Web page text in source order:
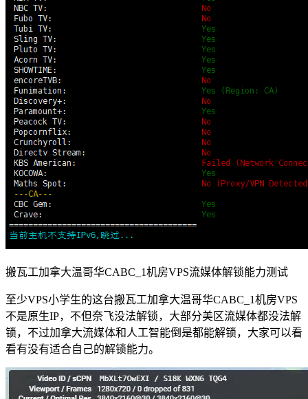
搬瓦工加拿大温哥华CABC_1机房VPS流媒体解锁能力测试
至少VPS小学生的这台搬瓦工加拿大温哥华CABC_1机房VPS
不是原生IP，不但奈飞没法解锁，大部分美区流媒体都没法解
锁，不过加拿大流媒体和人工智能倒是都能解锁，大家可以看
看有没有适合自己的解锁能力。